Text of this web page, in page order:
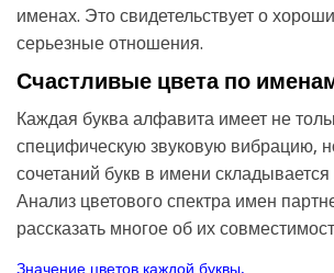
именах. Это свидетельствует о
серьезные отношения.
Счастливые цвета по
Каждая буква алфавита имеет не
специфическую звуковую вибрацию,
сочетаний букв в имени складывается
Анализ цветового спектра имен
рассказать многое об их
Значение цветов каждой буквы.